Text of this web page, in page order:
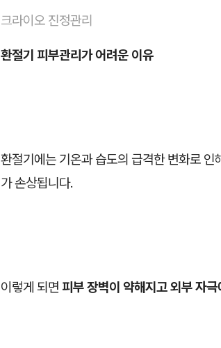
크라이오 진정관리
환절기 피부관리가 어려운 이유
환절기에는 기온과 습도의 급격한 변화로
가 손상됩니다.
이렇게 되면 피부 장벽이 약해지고 외부 자